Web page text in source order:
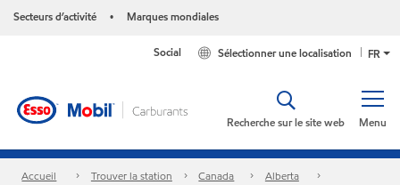
Secteurs d’activité • Marques mondiales
FR
Sélectionner une localisation
Social
Menu
Recherche sur le site web
Accueil Trouver la station Canada
Alberta